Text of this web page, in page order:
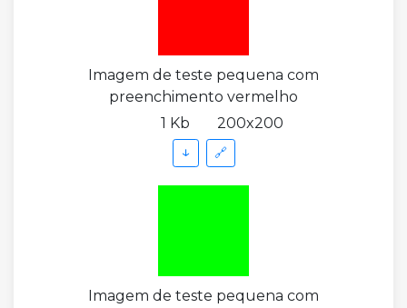
Imagem de teste pequena com
preenchimento vermelho
1 Kb
200x200
↓ 🔗
Imagem de teste pequena com